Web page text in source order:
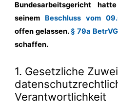
Bundesarbeitsgericht
seinem Beschluss vom
offen gelassen.§ 79a BetrVG
schaffen.
1. Gesetzliche
Verantwortlichkeit